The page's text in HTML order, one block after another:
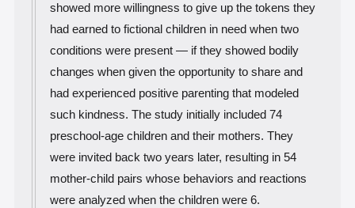
showed more willingness to give up the tokens they
had earned to fictional children in need when two
conditions were present — if they showed bodily
changes when given the opportunity to share and
had experienced positive parenting that modeled
such kindness. The study initially included 74
preschool-age children and their mothers. They
were invited back two years later, resulting in 54
mother-child pairs whose behaviors and reactions
were analyzed when the children were 6.